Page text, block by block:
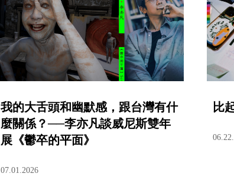
我的大舌頭和幽默感，跟台灣有什
麼關係？──李亦凡談威尼斯雙年
展《鬱卒的平面》
07.01.2026
比